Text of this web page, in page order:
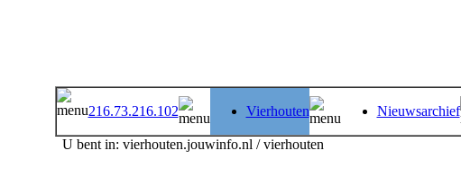
216.73.216.102 Vierhouten Nieuwsarchief
U bent in: vierhouten.jouwinfo.nl / vierhouten